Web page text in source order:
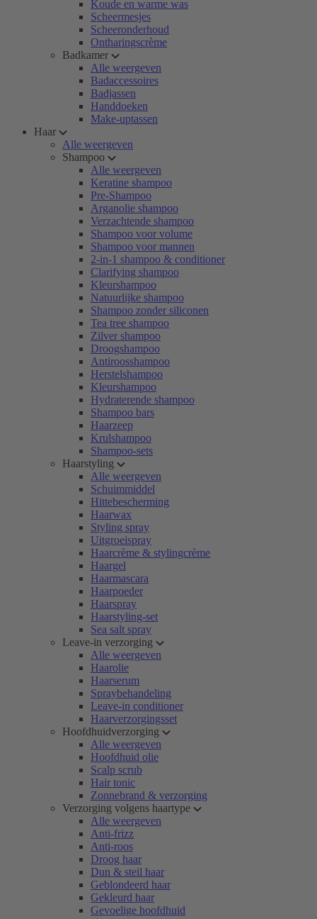
Koude en warme was
Scheermesjes
Scheeronderhoud
Ontharingscrème
Badkamer
Alle weergeven
Badaccessoires
Badjassen
Handdoeken
Make-uptassen
Haar
Alle weergeven
Shampoo
Alle weergeven
Keratine shampoo
Pre-Shampoo
Arganolie shampoo
Verzachtende shampoo
Shampoo voor volume
Shampoo voor mannen
2-in-1 shampoo & conditioner
Clarifying shampoo
Kleurshampoo
Natuurlijke shampoo
Shampoo zonder siliconen
Tea tree shampoo
Zilver shampoo
Droogshampoo
Antiroosshampoo
Herstelshampoo
Kleurshampoo
Hydraterende shampoo
Shampoo bars
Haarzeep
Krulshampoo
Shampoo-sets
Haarstyling
Alle weergeven
Schuimmiddel
Hittebescherming
Haarwax
Styling spray
Uitgroeispray
Haarcrème & stylingcrème
Haargel
Haarmascara
Haarpoeder
Haarspray
Haarstyling-set
Sea salt spray
Leave-in verzorging
Alle weergeven
Haarolie
Haarserum
Spraybehandeling
Leave-in conditioner
Haarverzorgingsset
Hoofdhuidverzorging
Alle weergeven
Hoofdhuid olie
Scalp scrub
Hair tonic
Zonnebrand & verzorging
Verzorging volgens haartype
Alle weergeven
Anti-frizz
Anti-roos
Droog haar
Dun & steil haar
Geblondeerd haar
Gekleurd haar
Gevoelige hoofdhuid